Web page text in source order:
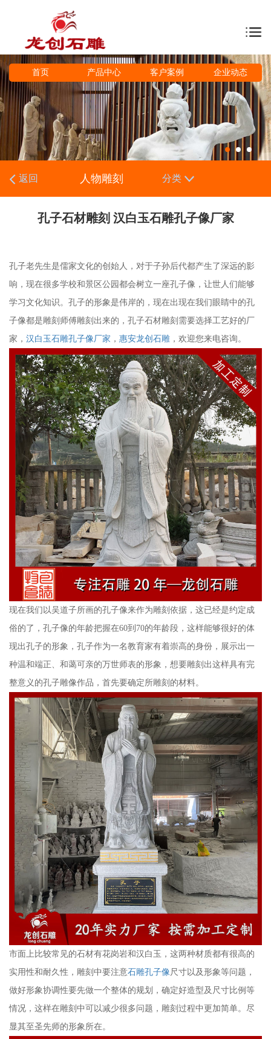
首页 产品中心 客户案例 企业动态
返回 人物雕刻 分类
孔子石材雕刻 汉白玉石雕孔子像厂家
孔子老先生是儒家文化的创始人，对于子孙后代都产生了深远的影
响，现在很多学校和景区公园都会树立一座孔子像，让世人们能够
学习文化知识。孔子的形象是伟岸的，现在出现在我们眼睛中的孔
子像都是雕刻师傅雕刻出来的，孔子石材雕刻需要选择工艺好的厂
家， 汉白玉石雕孔子像厂家 ， 惠安龙创石雕 ，欢迎您来电咨询。
现在我们以吴道子所画的孔子像来作为雕刻依据，这已经是约定成
俗的了，孔子像的年龄把握在60到70的年龄段，这样能够很好的体
现出孔子的形象，孔子作为一名教育家有着崇高的身份，展示出一
种温和端正、和蔼可亲的万世师表的形象，想要雕刻出这样具有完
整意义的孔子雕像作品，首先要确定所雕刻的材料。
市面上比较常见的石材有花岗岩和汉白玉，这两种材质都有很高的
实用性和耐久性，雕刻中要注意石雕孔子像尺寸以及形象等问题，
做好形象协调性要先做一个整体的规划，确定好造型及尺寸比例等
情况，这样在雕刻中可以减少很多问题，雕刻过程中更加简单。尽
显其至圣先师的形象所在。